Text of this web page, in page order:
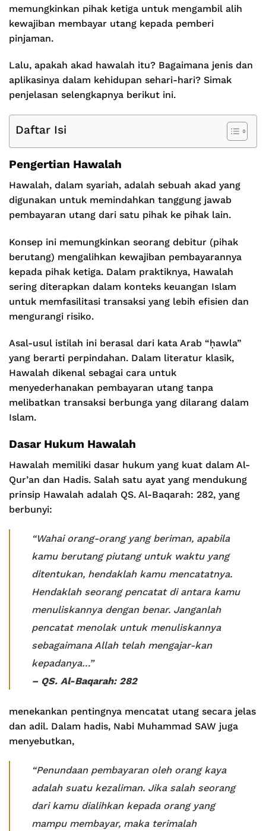
memungkinkan pihak ketiga untuk mengambil alih
kewajiban membayar utang kepada pemberi
pinjaman.
Lalu, apakah akad hawalah itu? Bagaimana jenis dan
aplikasinya dalam kehidupan sehari-hari? Simak
penjelasan selengkapnya berikut ini.
Daftar Isi
Pengertian Hawalah
Hawalah, dalam syariah, adalah sebuah akad yang
digunakan untuk memindahkan tanggung jawab
pembayaran utang dari satu pihak ke pihak lain.
Konsep ini memungkinkan seorang debitur (pihak
berutang) mengalihkan kewajiban pembayarannya
kepada pihak ketiga. Dalam praktiknya, Hawalah
sering diterapkan dalam konteks keuangan Islam
untuk memfasilitasi transaksi yang lebih efisien dan
mengurangi risiko.
Asal-usul istilah ini berasal dari kata Arab “ḥawla”
yang berarti perpindahan. Dalam literatur klasik,
Hawalah dikenal sebagai cara untuk
menyederhanakan pembayaran utang tanpa
melibatkan transaksi berbunga yang dilarang dalam
Islam.
Dasar Hukum Hawalah
Hawalah memiliki dasar hukum yang kuat dalam Al-
Qur’an dan Hadis. Salah satu ayat yang mendukung
prinsip Hawalah adalah QS. Al-Baqarah: 282, yang
berbunyi:
“Wahai orang-orang yang beriman, apabila
kamu berutang piutang untuk waktu yang
ditentukan, hendaklah kamu mencatatnya.
Hendaklah seorang pencatat di antara kamu
menuliskannya dengan benar. Janganlah
pencatat menolak untuk menuliskannya
sebagaimana Allah telah mengajar-kan
kepadanya…”
– QS. Al-Baqarah: 282
menekankan pentingnya mencatat utang secara jelas
dan adil. Dalam hadis, Nabi Muhammad SAW juga
menyebutkan,
“Penundaan pembayaran oleh orang kaya
adalah suatu kezaliman. Jika salah seorang
dari kamu dialihkan kepada orang yang
mampu membayar, maka terimalah